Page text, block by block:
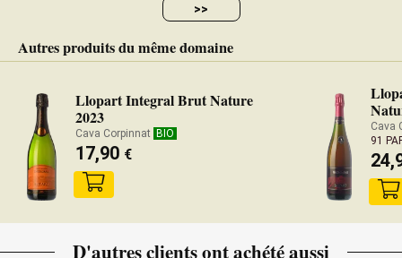
>>
Autres produits du même domaine
Llopart Integral Brut Nature
2023
Cava Corpinnat BIO
17,90 €
Cava
91
D'autres clients ont achété aussi